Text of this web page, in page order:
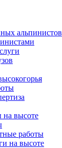
альпинистов
высоте
работы
на высоте